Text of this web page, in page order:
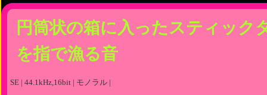
円筒状の箱に入ったスティック
を指で漁る音
SE | 44.1kHz,16bit | モノラル |